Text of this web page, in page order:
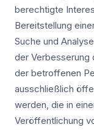
berechtigte
Bereitstellung
Suche und
der Verbesserung
der betroffenen
ausschließlich
werden, die in
Veröffentlichung